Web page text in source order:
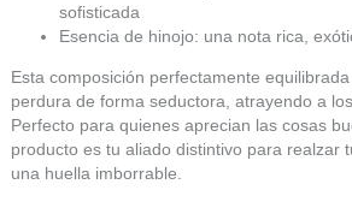
sofisticada
Esencia de hinojo: una nota rica,
Esta composición perfectamente
perdura de forma seductora, atrayendo a
Perfecto para quienes aprecian las cosas
producto es tu aliado distintivo para realzar
una huella imborrable.